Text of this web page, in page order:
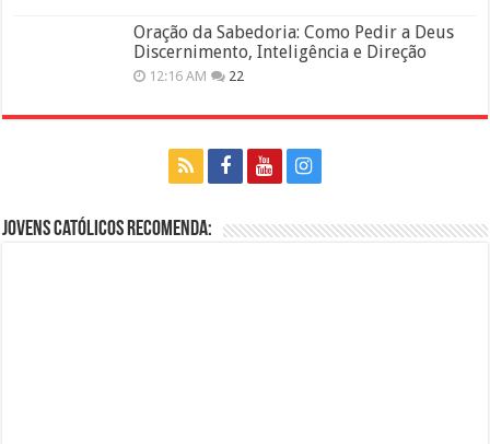
Oração da Sabedoria: Como Pedir a Deus
Discernimento, Inteligência e Direção
12:16 AM 22
Jovens Católicos Recomenda: